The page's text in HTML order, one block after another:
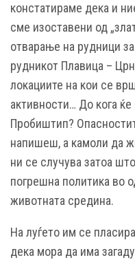
констатираме дека и
сме изоставени од
отварање на рудници
рудникот Плавица –
локациите на кои се
активности… До кога
Пробиштип?
напишеш, а камоли да
ни се случува затоа
погрешна политика во
животната средина.
На луѓето им се
дека мора да има